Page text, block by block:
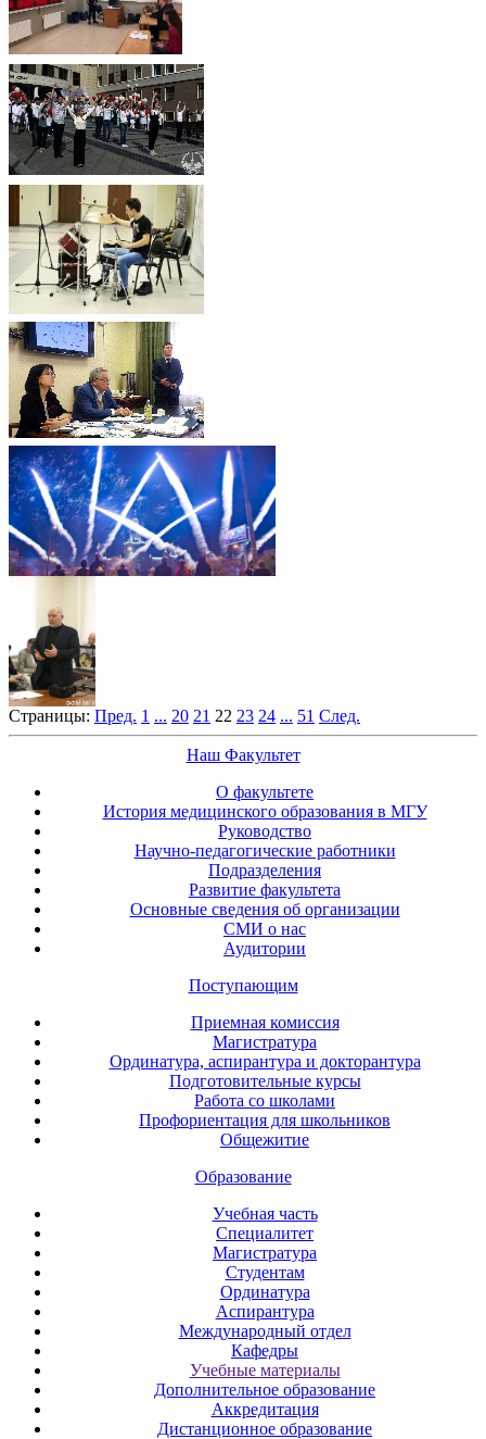
Страницы: Пред. 1 ... 20 21 22 23 24 ... 51 След.
Наш Факультет
О факультете
История медицинского образования в МГУ
Руководство
Научно-педагогические работники
Подразделения
Развитие факультета
Основные сведения об организации
СМИ о нас
Аудитории
Поступающим
Приемная комиссия
Магистратура
Ординатура, аспирантура и докторантура
Подготовительные курсы
Работа со школами
Профориентация для школьников
Общежитие
Образование
Учебная часть
Специалитет
Магистратура
Студентам
Ординатура
Аспирантура
Международный отдел
Кафедры
Учебные материалы
Дополнительное образование
Аккредитация
Дистанционное образование